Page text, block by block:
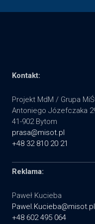
Kontakt:
Projekt MdM / Grupa
Antoniego Józefczaka
41-902 Bytom
prasa@misot.pl
+48 32 810 20 21
Reklama:
Paweł Kucieba
Pawel.Kucieba@misot.pl
+48 602 495 064